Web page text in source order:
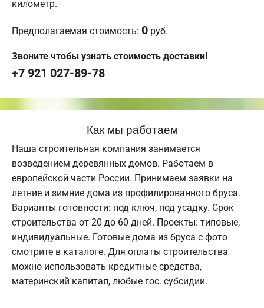
километр.
Предполагаемая стоимость: 0 руб.
Звоните чтобы узнать стоимость доставки!
+7 921 027-89-78
Как мы работаем
Наша строительная компания занимается
возведением деревянных домов. Работаем в
европейской части России. Принимаем заявки на
летние и зимние дома из профилированного бруса.
Варианты готовности: под ключ, под усадку. Срок
строительства от 20 до 60 дней. Проекты: типовые,
индивидуальные. Готовые дома из бруса с фото
смотрите в каталоге. Для оплаты строительства
можно использовать кредитные средства,
материнский капитал, любые гос. субсидии.